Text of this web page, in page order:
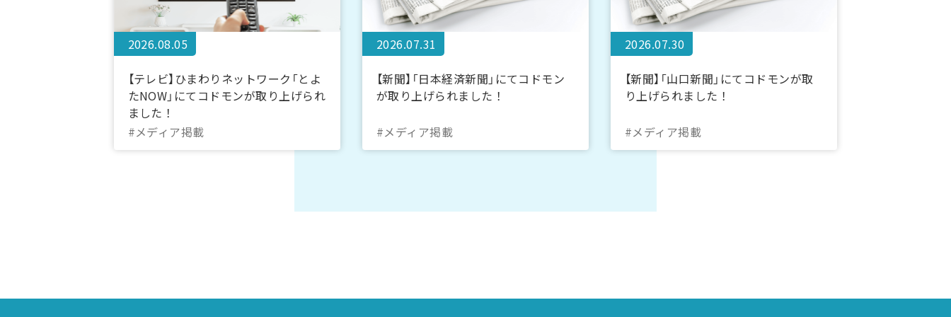
2026.08.05
【テレビ】ひまわりネットワーク「とよ
たNOW」にてコドモンが取り上げられ
ました！
#メディア掲載
2026.07.31
【新聞】「日本経済新聞」にてコドモン
が取り上げられました！
#メディア掲載
2026.07.30
【新聞】「山口新聞」にてコドモンが取
り上げられました！
#メディア掲載